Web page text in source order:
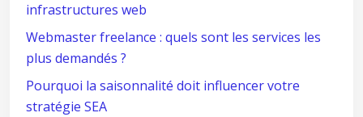
infrastructures web
Webmaster freelance : quels sont les services les
plus demandés ?
Pourquoi la saisonnalité doit influencer votre
stratégie SEA